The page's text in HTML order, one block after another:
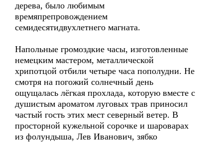
дерева, было любимым
времяпрепровождением
семидесятидвухлетнего магната.
Напольные громоздкие часы, изготовленные
немецким мастером, металлической
хрипотцой отбили четыре часа пополудни. Не
смотря на погожий солнечный день
ощущалась лёгкая прохлада, которую вместе с
душистым ароматом луговых трав приносил
частый гость этих мест северный ветер. В
просторной кужельной сорочке и шароварах
из фолундыша, Лев Иванович, зябко